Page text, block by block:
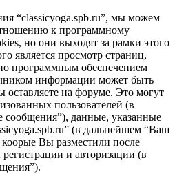
“classicyoga.spb.ru”, мы можем
к программному
но они выходят за рамки этого
является просмотр страниц,
программным обеспечением
информации может быть
на форуме. Это могут
пользователей (в
данные, указанные
(в дальнейшем “Ваш
Вы разместили после
и авторизации (в